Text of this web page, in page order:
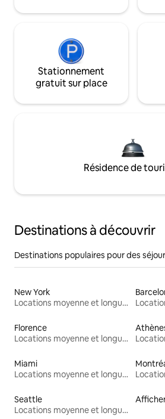
Stationnement
gratuit sur place
Résidence de
Destinations à découvrir
Destinations populaires pour des
New York
Locations moyenne et longue durée
Florence
Locations moyenne et longue durée
Miami
Locations moyenne et longue durée
Seattle
Locations moyenne et longue durée